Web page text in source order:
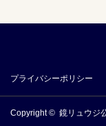
プライバシーポリシー
Copyright © 鏡リュウジ